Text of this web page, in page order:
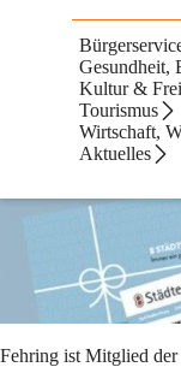
Gesundheit,
Kultur &
Tourismus
Wirtschaft,
Aktuelles
8-
8-Städte
Fehring ist Mitglied der